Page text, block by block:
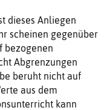
dieses Anliegen
scheinen gegenüber
bezogenen
Abgrenzungen
beruht nicht auf
aus dem
kann